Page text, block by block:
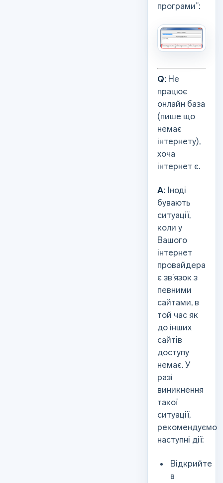
програми”:
Q: Не
працює
онлайн база
(пише що
немає
інтернету),
хоча
інтернет є.
А: Іноді
бувають
ситуації,
коли у
Вашого
інтернет
провайдера
є зв’язок з
певними
сайтами, в
той час як
до інших
сайтів
доступу
немає. У
разі
виникнення
такої
ситуації,
рекомендуємо
наступні дії:
Відкрийте
в